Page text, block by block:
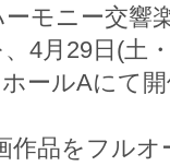
モニー交響
4月29日(土
ールAにて
作品をフル